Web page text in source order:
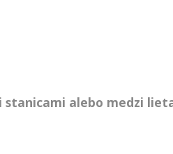
alebo medzi